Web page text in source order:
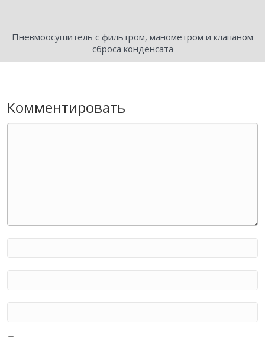
Пневмоосушитель с фильтром, манометром и клапаном
сброса конденсата
Комментировать